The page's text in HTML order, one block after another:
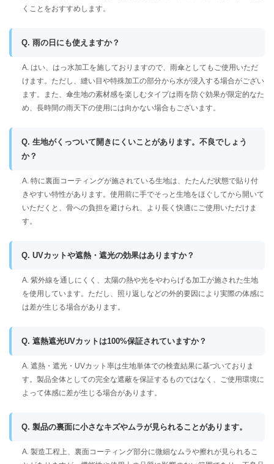
くことをおすすめします。
Q. 雨の日にも使えますか？
A. はい、はっ水加工を施しておりますので、雨傘としてもご使用いただ
けます。ただし、縫い目や特殊加工の部分から水が浸入する場合がござい
ます。また、傘生地の素材感を楽しむタイプは雨を防ぐ効果が限定的なた
め、長時間の雨天下の使用には向かない場合もございます。
Q. 生地がくっついて開きにくいことがあります。不良でしょう
か？
A. 特に裏面コーティングが施されている生地は、たたんだ状態で貼り付
きやすい特性があります。使用前に手でそっと生地をほぐしてから開いて
いただくと、骨への負担を避けられ、より長く快適にご使用いただけま
す。
Q. UVカットや遮熱・遮光の効果はありますか？
A. 紫外線を通しにくく、太陽の熱や光をやわらげる加工が施された生地
を使用しています。ただし、照り返しなどの外的要因により実際の体感に
は差が生じる場合があります。
Q. 遮熱遮光UVカットは100%保証されていますか？
A. 遮熱・遮光・UVカット率は生地単体での検査結果に基づいておりま
す。製品全体としての完全な遮蔽を保証するものではなく、ご使用環境に
よって体感に差が生じる場合があります。
Q. 製品の裏面に小さなキズやムラが見られることがあります。
A. 製造工程上、裏面コーティング部分に微細なムラや擦れが見られるこ